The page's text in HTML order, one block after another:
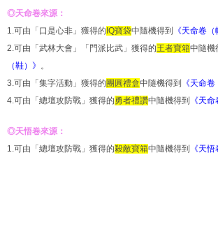
◎天命卷來源：
1.可由「口是心非」獲得的IQ寶袋中隨機得到 《天命卷（
2.可由「武林大會」「門派比武」獲得的王者寶箱中隨機
（鞋）》 。
3.可由「集字活動」獲得的團圓禮盒中隨機得到 《天命
4.可由「總壇攻防戰」獲得的勇者禮讚中隨機得到 《天
◎天悟卷來源：
1.可由「總壇攻防戰」獲得的殺敵寶箱中隨機得到 《天悟